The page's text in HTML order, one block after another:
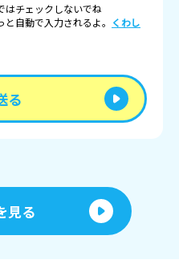
チェックしないでね
自動で入力されるよ。 くわし
る
見る